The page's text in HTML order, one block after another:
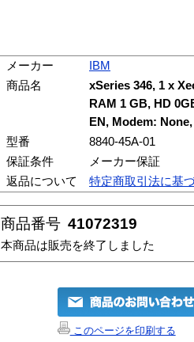
メーカー
IBM
商品名
xSeries 346, 1 x
RAM 1 GB, HD
EN, Modem:
型番
8840-45A-01
保証条件
メーカー保証
返品について
特定商取引法に基
商品番号 41072319
本商品は販売を終了しました
このページを印刷する